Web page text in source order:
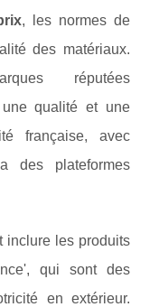
, les normes de
des matériaux.
réputées
qualité et une
française, avec
des plateformes
inclure les produits
qui sont des
en extérieur.